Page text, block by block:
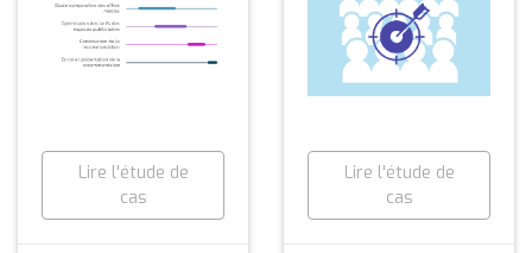
Lire l'étude de
cas
Lire l'étude de
cas